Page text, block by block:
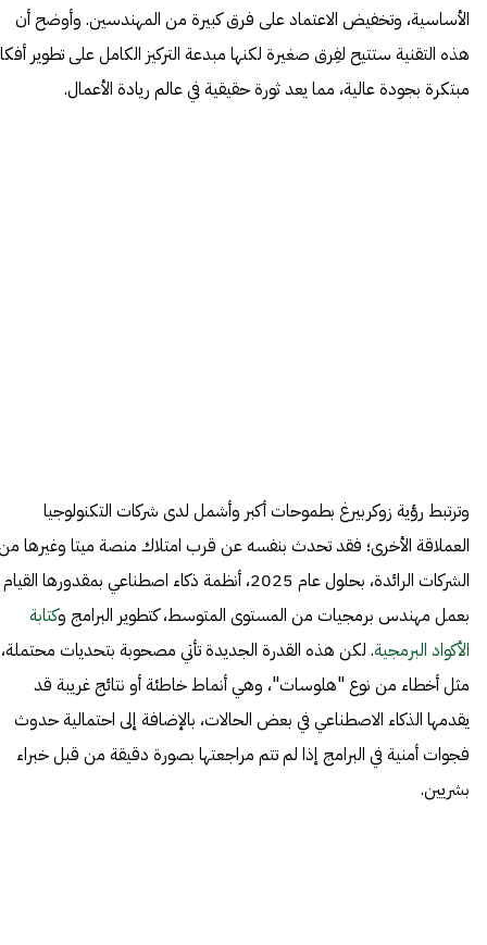
الأساسية، وتخفيض الاعتماد على فرق كبيرة من المهندسين. وأوضح أن
هذه التقنية ستتيح لفِرق صغيرة لكنها مبدعة التركيز الكامل على تطوير
مبتكرة بجودة عالية، مما يعد ثورة حقيقية في عالم ريادة الأعمال.
وترتبط رؤية زوكربيرغ بطموحات أكبر وأشمل لدى شركات التكنولوجيا
العملاقة الأخرى؛ فقد تحدث بنفسه عن قرب امتلاك منصة ميتا وغيرها
الشركات الرائدة، بحلول عام 2025، أنظمة ذكاء اصطناعي بمقدورها القيام
بعمل مهندس برمجيات من المستوى المتوسط، كتطوير البرامج وكتابة
الأكواد البرمجية. لكن هذه القدرة الجديدة تأتي مصحوبة بتحديات محتملة،
مثل أخطاء من نوع "هلوسات"، وهي أنماط خاطئة أو نتائج غريبة قد
يقدمها الذكاء الاصطناعي في بعض الحالات، بالإضافة إلى احتمالية حدوث
فجوات أمنية في البرامج إذا لم تتم مراجعتها بصورة دقيقة من قبل خبراء
بشريين.